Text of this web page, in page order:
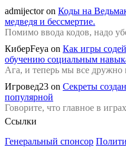
admijector on Коды на
медведя и бессмертие.
Помимо ввода кодов, надо
КиберFeya on Как игры
обучению социальным
Ага, и теперь мы все
Игровед23 on Секреты
популярной
Говорите, что главное в
Ссылки
Генеральный спонсор